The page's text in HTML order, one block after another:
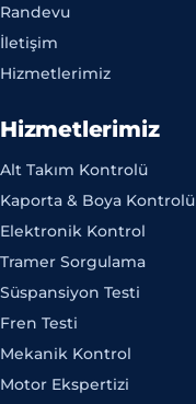
Randevu
İletişim
Hizmetlerimiz
Hizmetlerimiz
Alt Takım Kontrolü
Kaporta & Boya Kontrolü
Elektronik Kontrol
Tramer Sorgulama
Süspansiyon Testi
Fren Testi
Mekanik Kontrol
Motor Ekspertizi